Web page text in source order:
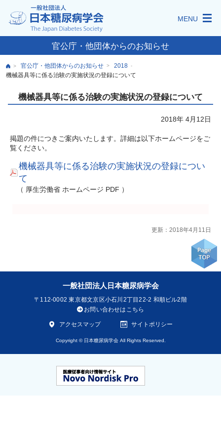
MENU
官公庁・他団体からのお知らせ
> 官公庁・他団体からのお知らせ > 2018 -
機械器具等に係る治験の実施状況の登録について
機械器具等に係る治験の実施状況の登録について
2018年 4月12日
掲題の件につきご案内いたします。詳細は以下ホームページをご
覧ください。
機械器具等に係る治験の実施状況の登録につい
て
（ 厚生労働省 ホームページ PDF ）
更新：2018年4月11日
一般社団法人日本糖尿病学会
〒112-0002東京都文京区小石川2丁目22-2 和順ビル2階
お問い合わせはこちら
アクセスマップ サイトポリシー
Copyright © 日本糖尿病学会 All Rights Reserved.